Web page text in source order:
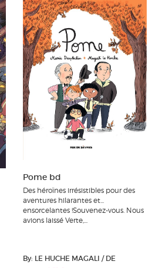
Pome bd
Des héroïnes irrésistibles pour des
aventures hilarantes et...
ensorcelantes !Souvenez-vous. Nous
avions laissé Verte,...
By: LE HUCHE MAGALI / DE